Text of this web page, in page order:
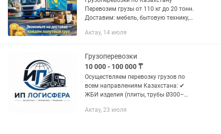
Перевозим грузы от 110 кг до 20 тонн.
Доставим: мебель, бытовую технику,
товары для бизнеса, сборные грузы. ✔
Актау, 14 июля
Грузоперевозки
10 000 - 100 000 ₸
Осуществляем перевозку грузов по
всем направлениям Казахстана: ✔
ЖБИ изделия (плиты, трубы Ø300–
Металл и арматура ✔ Строительные
Актау, 23 июля